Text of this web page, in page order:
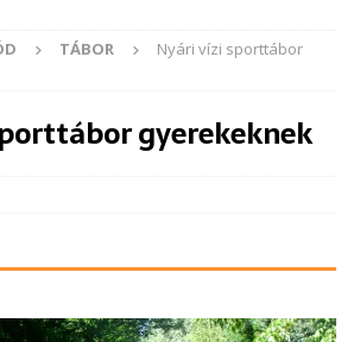
TÁBOR
Nyári vízi sporttábor
gyerekeknek